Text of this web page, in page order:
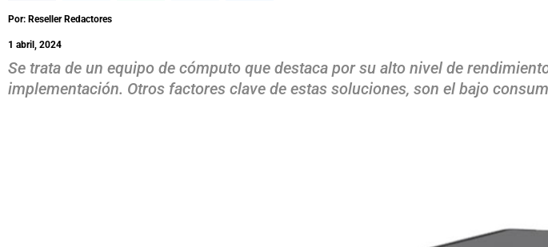
Por: Reseller Redactores
1 abril, 2024
Se trata de un equipo de cómputo que destaca por su alto nivel de
implementación. Otros factores clave de estas soluciones, son el bajo